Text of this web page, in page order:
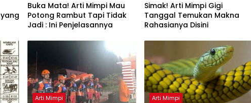
Buka Mata! Arti Mimpi Mau
Potong Rambut Tapi Tidak
Jadi : Ini Penjelasannya
Simak! Arti Mimpi Gigi
Tanggal Temukan Makna
Rahasianya Disini
Arti Mimpi Arti Mimpi